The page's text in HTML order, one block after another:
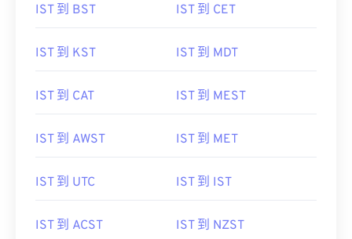
IST 到 BST IST 到 CET
IST 到 KST IST 到 MDT
IST 到 CAT IST 到 MEST
IST 到 AWST IST 到 MET
IST 到 UTC IST 到 IST
IST 到 ACST IST 到 NZST